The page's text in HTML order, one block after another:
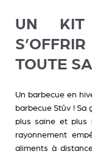
UN KIT
TOUTE
Un barbecue en
barbecue Stûv ! Sa
plus saine et plus
rayonnement
aliments à